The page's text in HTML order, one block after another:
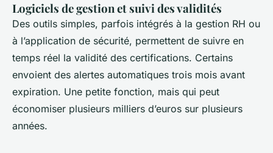
Logiciels de gestion et suivi des validités
Des outils simples, parfois intégrés à la gestion RH ou
à l’application de sécurité, permettent de suivre en
temps réel la validité des certifications. Certains
envoient des alertes automatiques trois mois avant
expiration. Une petite fonction, mais qui peut
économiser plusieurs milliers d’euros sur plusieurs
années.